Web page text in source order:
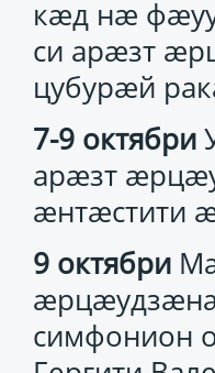
кæд нæ
си арæзт
цубурæй
7-9 октябри
арæзт
æнтæстити
9 октябри
симфонион